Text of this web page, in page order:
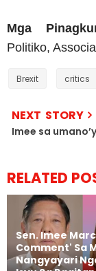
Mga
Politiko,
Brexit critics
NEXT STORY
Imee sa
RELATED
Sen. Imee
Comment' Sa
Nangyayari